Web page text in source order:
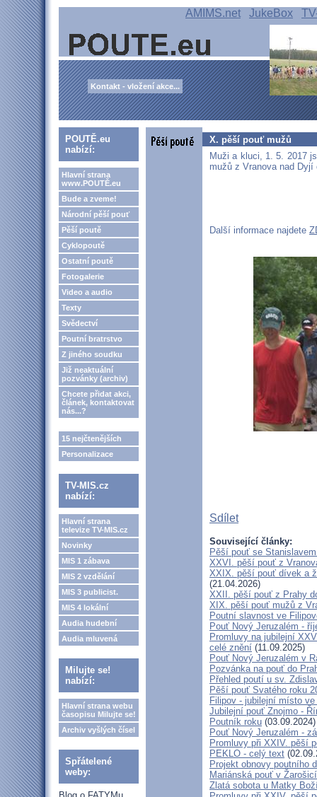
AMIMS.net JukeBox
Kontakt - vložení akce...
POUTĚ.eu
nabízí:
Hlavní strana
www.POUTĚ.eu
Bude a zveme!
Národní pěší pouť
Pěší poutě
Cyklopoutě
Ostatní poutě
Fotogalerie
Video a audio
Texty
Svědectví
Poutní bratrstvo
Z jiného soudku
Již neaktuální
pozvánky (archiv)
Chcete přidat akci,
článek, kontaktovat
nás...?
15 nejčtenějších
Personalizace
TV-MIS.cz
nabízí:
Hlavní strana
televize TV-MIS.cz
Novinky
MIS 1 zábava
MIS 2 vzdělání
MIS 3 publicist.
MIS 4 lokální
Audia hudební
Audia mluvená
Milujte se!
nabízí:
Hlavní strana webu
časopisu Milujte se!
Archiv vyšlých čísel
Spřátelené
weby:
X. pěší pouť mužů
Muži a kluci, 1. 5. 2017
mužů z Vranova nad
Další informace najdete
Sdílet
Související články:
Pěší pouť se
XXVI. pěší pouť z
XXIX. pěší pouť dívek a
(21.04.2026)
XXII. pěší pouť z Prahy
XIX. pěší pouť mužů z
Poutní slavnost ve
Pouť Nový Jeruzalém -
Promluvy na jubilejní
celé znění (11.09.2025)
Pouť Nový Jeruzalém v
Pozvánka na pouť do
Přehled poutí u sv.
Pěší pouť Svatého roku
Filipov - jubilejní místo
Jubilejní pouť Znojmo -
Poutník roku (03.09.2024)
Pouť Nový Jeruzalém -
Promluvy při XXIV. pěší
PEKLO - celý text
Projekt obnovy poutního
Mariánská pouť v
Zlatá sobota u Matky